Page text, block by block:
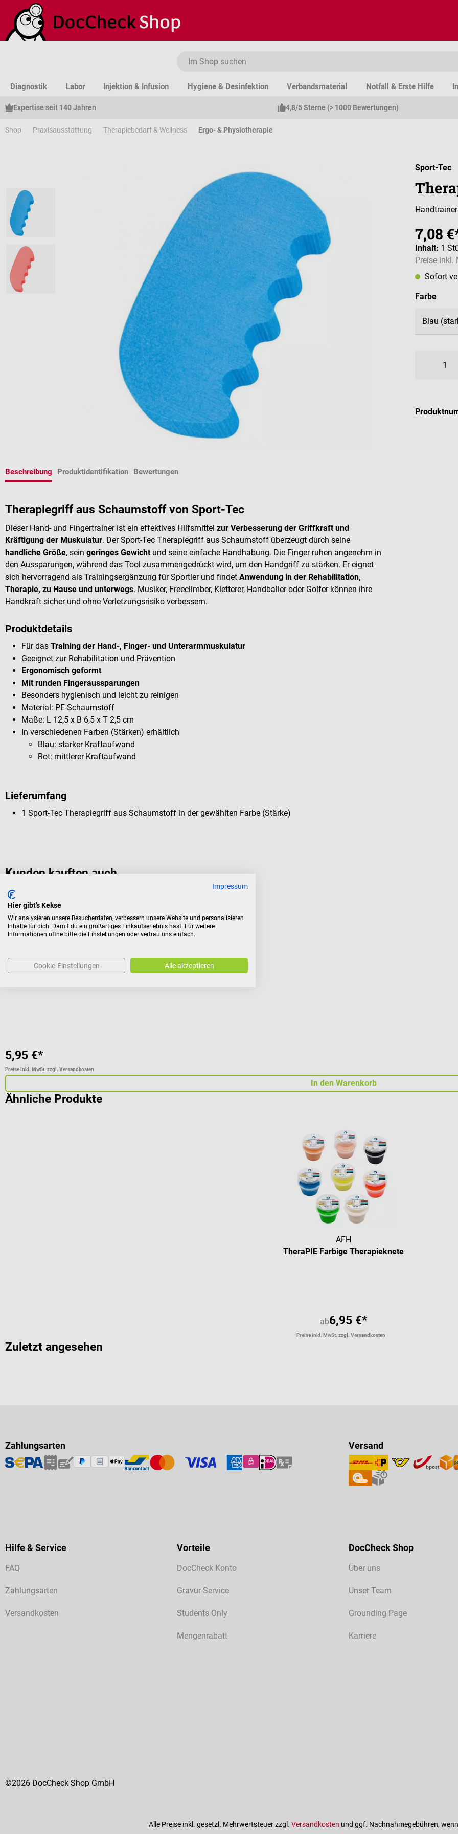
Hauptinhalt springen
Zur Suche springen
Zur Hauptnavigation springen
Diagnostik Labor Injektion & Infusion Hygiene & Desinfektion Verbandsmaterial Notfall & Erste Hilfe
Expertise seit 140 Jahren 4,8/5 Sterne (> 1000 Bewertungen)
Shop Praxisausstattung Therapiebedarf & Wellness Ergo- & Physiotherapie
Sport-Tec
7,08
Inhalt: 1
Preise inkl.
Sofort
Farbe
Beschreibung Produktidentifikation Bewertungen
Therapiegriff aus Schaumstoff von Sport-Tec
Dieser Hand- und Fingertrainer ist ein effektives Hilfsmittel zur Verbesserung der Griffkraft und
Kräftigung der Muskulatur. Der Sport-Tec Therapiegriff aus Schaumstoff überzeugt durch seine
handliche Größe, sein geringes Gewicht und seine einfache Handhabung. Die Finger ruhen angenehm in
den Aussparungen, während das Tool zusammengedrückt wird, um den Handgriff zu stärken. Er eignet
sich hervorragend als Trainingsergänzung für Sportler und findet Anwendung in der Rehabilitation,
Therapie, zu Hause und unterwegs. Musiker, Freeclimber, Kletterer, Handballer oder Golfer können ihre
Handkraft sicher und ohne Verletzungsrisiko verbessern.
Produktdetails
Für das Training der Hand-, Finger- und Unterarmmuskulatur
Geeignet zur Rehabilitation und Prävention
Ergonomisch geformt
Mit runden Fingeraussparungen
Besonders hygienisch und leicht zu reinigen
Material: PE-Schaumstoff
Maße: L 12,5 x B 6,5 x T 2,5 cm
In verschiedenen Farben (Stärken) erhältlich
Blau: starker Kraftaufwand
Rot: mittlerer Kraftaufwand
Lieferumfang
1 Sport-Tec Therapiegriff aus Schaumstoff in der gewählten Farbe (Stärke)
Kunden kauften auch
Sport-Tec
Therapiegriff aus Schaumstoff
5,95 €*
Preise inkl. MwSt. zzgl. Versandkosten
In den Warenkorb
Ähnliche Produkte
AFH
TheraPIE Farbige Therapieknete
ab6,95 €*
Preise inkl. MwSt. zzgl. Versandkosten
Zuletzt angesehen
Zahlungsarten Versand
Hilfe & Service
FAQ
Zahlungsarten
Versandkosten
Vorteile
DocCheck Konto
Gravur-Service
Students Only
Mengenrabatt
DocCheck Shop
Über uns
Unser Team
Grounding Page
Karriere
©2026 DocCheck Shop GmbH
Alle Preise inkl. gesetzl. Mehrwertsteuer zzgl. Versandkosten und ggf. Nachnahmegebühren,
Impressum
Hier gibt's Kekse
Wir analysieren unsere Besucherdaten, verbessern unsere Website und personalisieren
Inhalte für dich. Damit du ein großartiges Einkaufserlebnis hast. Für weitere
Informationen öffne bitte die Einstellungen oder vertrau uns einfach.
Cookie-Einstellungen Alle akzeptieren